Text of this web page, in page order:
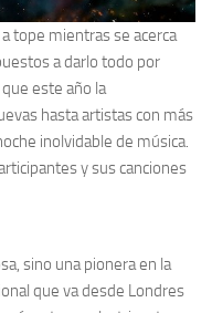
tope mientras se acerca
a darlo todo por
este año la
hasta artistas con más
inolvidable de música.
y sus canciones
sino una pionera en la
que va desde Londres